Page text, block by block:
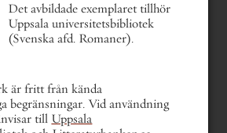
Det avbildade exemplaret tillhör
Uppsala universitetsbibliotek
(Svenska afd. Romaner).
är fritt från kända
begränsningar. Vid användning
till Uppsala
av 171
bläddra med
piltangenter.